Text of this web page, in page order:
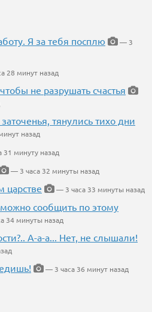
Я за тебя посплю
— 3
28 минут назад
не разрушать счастья
тянулись тихо дни
назад
31 минуту назад
— 3 часа 32 минуты назад
царстве
— 3 часа 33 минуты назад
сообщить по этому
34 минуты назад
А-а-а... Нет, не слышали!
— 3 часа 36 минут назад